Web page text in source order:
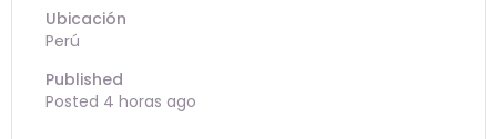
Ubicación
Perú
Published
Posted 4 horas ago